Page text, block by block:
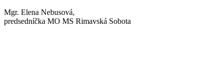
Mgr. Elena Nebusová,
predsedníčka MO MS Rimavská Sobota